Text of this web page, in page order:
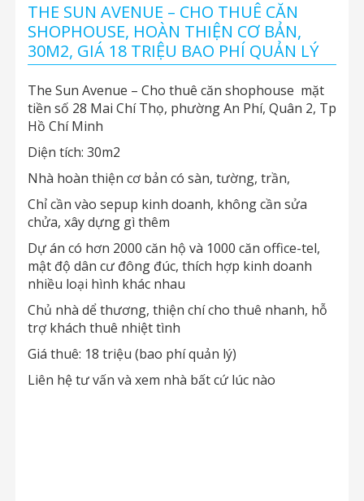
THE SUN AVENUE – CHO THUÊ CĂN
SHOPHOUSE, HOÀN THIỆN CƠ BẢN,
30M2, GIÁ 18 TRIỆU BAO PHÍ QUẢN LÝ
The Sun Avenue – Cho thuê căn shophouse mặt
tiền số 28 Mai Chí Thọ, phường An Phí, Quân 2, Tp
Hồ Chí Minh
Diện tích: 30m2
Nhà hoàn thiện cơ bản có sàn, tường, trần,
Chỉ cần vào sepup kinh doanh, không cần sửa
chửa, xây dựng gì thêm
Dự án có hơn 2000 căn hộ và 1000 căn office-tel,
mật độ dân cư đông đúc, thích hợp kinh doanh
nhiều loại hình khác nhau
Chủ nhà dể thương, thiện chí cho thuê nhanh, hỗ
trợ khách thuê nhiệt tình
Giá thuê: 18 triệu (bao phí quản lý)
Liên hệ tư vấn và xem nhà bất cứ lúc nào